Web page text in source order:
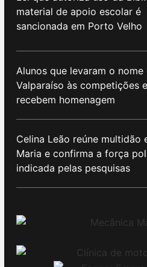
material de apoio escolar é
sancionada em Porto Velho
Alunos que levaram o nome
Valparaíso às competições
recebem homenagem
Celina Leão reúne multidão
Maria e confirma a força
indicada pelas pesquisas